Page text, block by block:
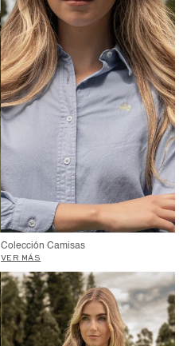
Colección Camisas
VER MÁS